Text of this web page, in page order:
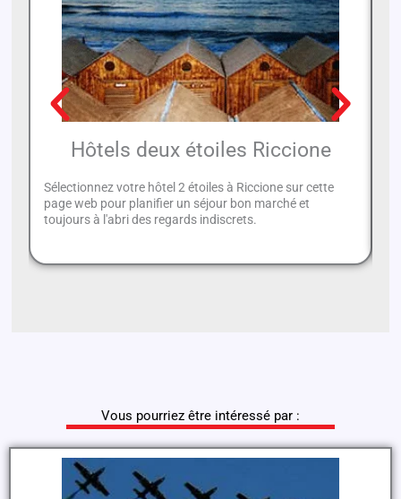
Hôtels deux étoiles Riccione
Sélectionnez votre hôtel 2 étoiles à Riccione sur cette
page web pour planifier un séjour bon marché et
toujours à l'abri des regards indiscrets.
Vous pourriez être intéressé par :